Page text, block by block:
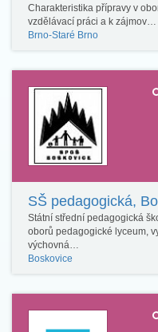
Charakteristika přípravy v
vzdělávací práci a k zájmov…
Brno-Staré Brno
SŠ pedagogická,
Státní střední pedagogická
oborů pedagogické lyceum,
výchovná…
Boskovice